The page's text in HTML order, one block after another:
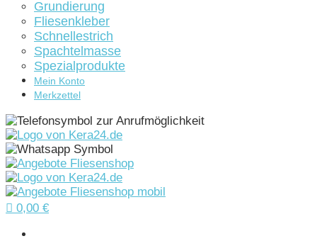
Grundierung
Fliesenkleber
Schnellestrich
Spachtelmasse
Spezialprodukte
Mein Konto
Merkzettel
 0,00 €